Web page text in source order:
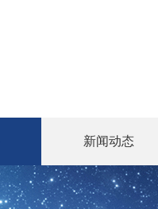
新闻动态